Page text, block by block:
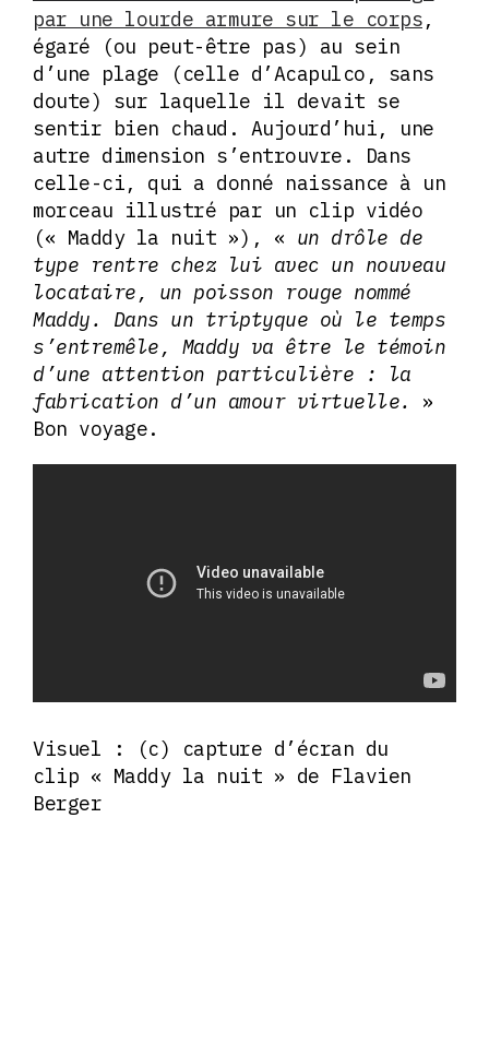
par une lourde armure sur le corps,
égaré (ou peut-être pas) au sein
d’une plage (celle d’Acapulco, sans
doute) sur laquelle il devait se
sentir bien chaud. Aujourd’hui, une
autre dimension s’entrouvre. Dans
celle-ci, qui a donné naissance à un
morceau illustré par un clip vidéo
(« Maddy la nuit »), « un drôle de
type rentre chez lui avec un nouveau
locataire, un poisson rouge nommé
Maddy. Dans un triptyque où le temps
s’entremêle, Maddy va être le témoin
d’une attention particulière : la
fabrication d’un amour virtuelle. »
Bon voyage.
Visuel : (c) capture d’écran du
clip « Maddy la nuit » de Flavien
Berger